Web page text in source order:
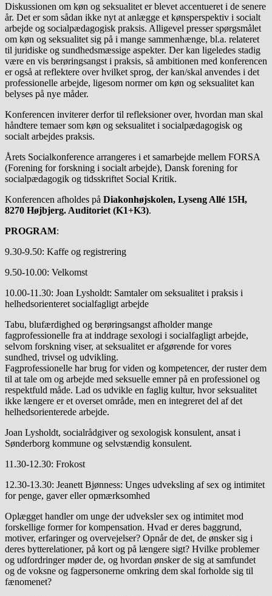
Diskussionen om køn og seksualitet er blevet accentueret i de senere
år. Det er som sådan ikke nyt at anlægge et kønsperspektiv i socialt
arbejde og socialpædagogisk praksis. Alligevel presser spørgsmålet
om køn og seksualitet sig på i mange sammenhænge, bl.a. relateret
til juridiske og sundhedsmæssige aspekter. Der kan ligeledes stadig
være en vis berøringsangst i praksis, så ambitionen med konferencen
er også at reflektere over hvilket sprog, der kan/skal anvendes i det
professionelle arbejde, ligesom normer om køn og seksualitet kan
belyses på nye måder.
Konferencen inviterer derfor til refleksioner over, hvordan man skal
håndtere temaer som køn og seksualitet i socialpædagogisk og
socialt arbejdes praksis.
Årets Socialkonference arrangeres i et samarbejde mellem FORSA
(Forening for forskning i socialt arbejde), Dansk forening for
socialpædagogik og tidsskriftet Social Kritik.
Konferencen afholdes på Diakonhøjskolen, Lyseng Allé 15H,
8270 Højbjerg. Auditoriet (K1+K3).
PROGRAM:
9.30-9.50: Kaffe og registrering
9.50-10.00: Velkomst
10.00-11.30: Joan Lysholdt: Samtaler om seksualitet i praksis i
helhedsorienteret socialfagligt arbejde
Tabu, blufærdighed og berøringsangst afholder mange
fagprofessionelle fra at inddrage sexologi i socialfagligt arbejde,
selvom forskning viser, at seksualitet er afgørende for vores
sundhed, trivsel og udvikling.
Fagprofessionelle har brug for viden og kompetencer, der ruster dem
til at tale om og arbejde med seksuelle emner på en professionel og
respektfuld måde. Lad os udvikle en faglig kultur, hvor seksualitet
ikke længere er et overset område, men en integreret del af det
helhedsorienterede arbejde.
Joan Lysholdt, socialrådgiver og sexologisk konsulent, ansat i
Sønderborg kommune og selvstændig konsulent.
11.30-12.30: Frokost
12.30-13.30: Jeanett Bjønness: Unges udveksling af sex og intimitet
for penge, gaver eller opmærksomhed
Oplægget handler om unge der udveksler sex og intimitet mod
forskellige former for kompensation. Hvad er deres baggrund,
motiver, erfaringer og overvejelser? Opnår de det, de ønsker sig i
deres bytterelationer, på kort og på længere sigt? Hvilke problemer
og udfordringer møder de, og hvordan ønsker de sig at samfundet
og de voksne og fagpersonerne omkring dem skal forholde sig til
fænomenet?